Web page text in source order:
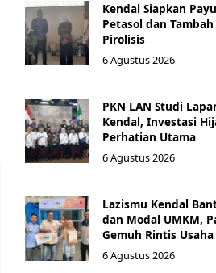
Kendal Siapkan
Petasol dan
Pirolisis
6 Agustus 2026
PKN LAN Studi
Kendal, Investasi
Perhatian Utama
6 Agustus 2026
Lazismu Kendal
dan Modal UMKM,
Gemuh Rintis
6 Agustus 2026